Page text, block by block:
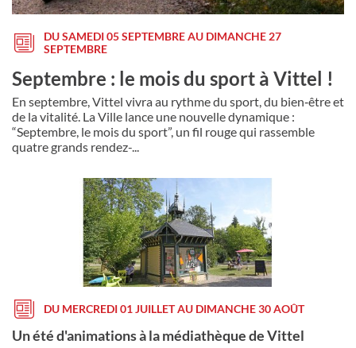
DU SAMEDI 05 SEPTEMBRE AU DIMANCHE 27
SEPTEMBRE
Septembre : le mois du sport à Vittel !
En septembre, Vittel vivra au rythme du sport, du bien‑être et
de la vitalité. La Ville lance une nouvelle dynamique :
“Septembre, le mois du sport”, un fil rouge qui rassemble
quatre grands rendez-...
DU MERCREDI 01 JUILLET AU DIMANCHE 30 AOÛT
Un été d'animations à la médiathèque de Vittel